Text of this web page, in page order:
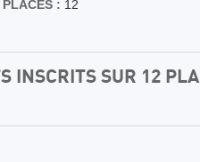
: 12
INSCRITS SUR 12